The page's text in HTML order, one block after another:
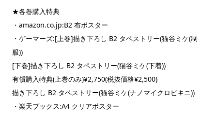
★各巻購入特典
・amazon.co.jp:B2 布ポスター
・ゲーマーズ:[上巻]描き下ろし B2 タペストリー(猫谷ミケ(制
服))
[下巻]描き下ろし B2 タペストリー(猫谷ミケ(下着))
有償購入特典(上巻のみ)¥2,750(税抜価格¥2,500)
描き下ろし B2 タペストリー(猫谷ミケ(ナノマイクロビキニ))
・楽天ブックス:A4 クリアポスター